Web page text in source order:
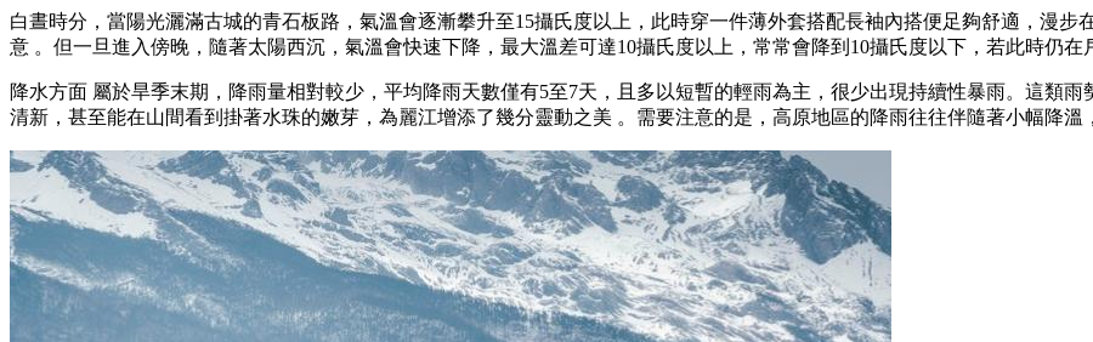
白晝時分，當陽光灑滿古城的青石板路，氣溫會逐漸攀升至15攝氏度以上，此時穿一件薄外套搭配長袖內搭便足夠舒適，漫
意 。但一旦進入傍晚，隨著太陽西沉，氣溫會快速下降，最大溫差可達10攝氏度以上，常常會降到10攝氏度以下，若此時仍在
降水方面 屬於旱季末期，降雨量相對較少，平均降雨天數僅有5至7天，且多以短暫的輕雨為主，很少出現持續性暴雨。這類
清新，甚至能在山間看到掛著水珠的嫩芽，為麗江增添了幾分靈動之美 。需要注意的是，高原地區的降雨往往伴隨著小幅降溫